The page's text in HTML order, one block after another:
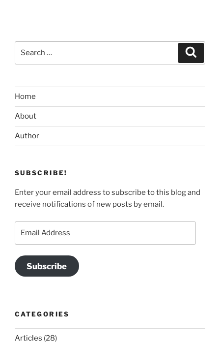
Home
About
Author
SUBSCRIBE!
Enter your email address to subscribe to this blog and
receive notifications of new posts by email.
Subscribe
CATEGORIES
Articles (28)